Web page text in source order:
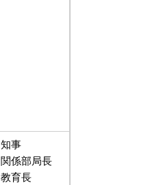
知事
関係部局長
教育長